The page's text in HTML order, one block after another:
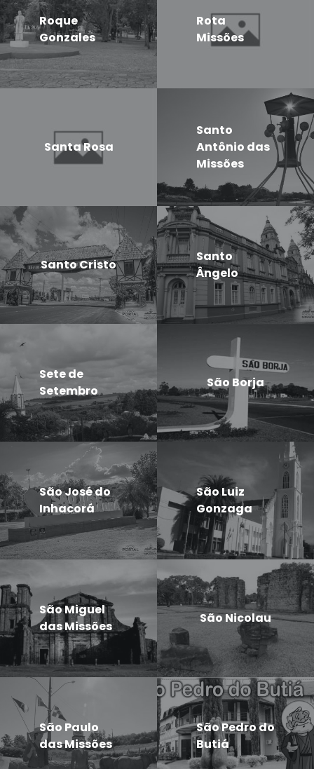
Roque
Gonzales
Rota
Missões
Santa Rosa
Santo
Antônio das
Missões
Santo Cristo
Santo
Ângelo
Sete de
Setembro
São Borja
São José do
Inhacorá
São Luiz
Gonzaga
São Miguel
das Missões
São Nicolau
São Paulo
das Missões
São Pedro do
Butiá